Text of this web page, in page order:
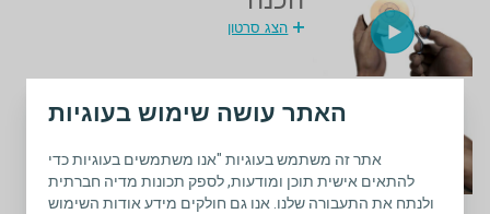
האתר עושה שימוש בעוגיות
אתר זה משתמש בעוגיות "אנו משתמשים בעוגיות כדי
להתאים אישית תוכן ומודעות, לספק תכונות מדיה חברתית
ולנתח את התעבורה שלנו. אנו גם חולקים מידע אודות השימוש
הצג סרטון
השמה